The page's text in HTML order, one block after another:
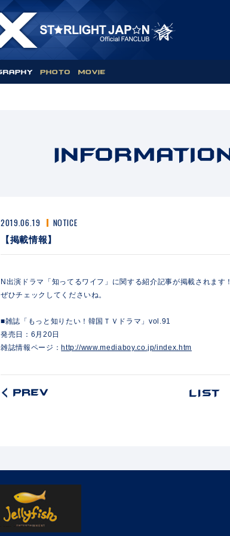
2019.06.19 NOTICE
【掲載情報】
N出演ドラマ「知ってるワイフ」に関する紹介記事が掲載されます！
ぜひチェックしてくださいね。
■雑誌「もっと知りたい！韓国ＴＶドラマ」vol.91
発売日：6月20日
雑誌情報ページ：http://www.mediaboy.co.jp/index.htm